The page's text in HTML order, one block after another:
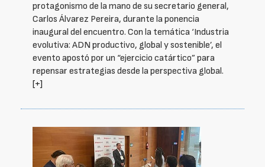
protagonismo de la mano de su secretario general,
Carlos Álvarez Pereira, durante la ponencia
inaugural del encuentro. Con la temática ‘Industria
evolutiva: ADN productivo, global y sostenible’, el
evento apostó por un “ejercicio catártico” para
repensar estrategias desde la perspectiva global.
[+]